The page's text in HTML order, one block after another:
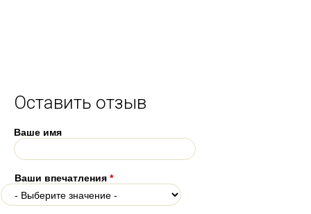
Оставить отзыв
Ваше имя
Ваши впечатления *